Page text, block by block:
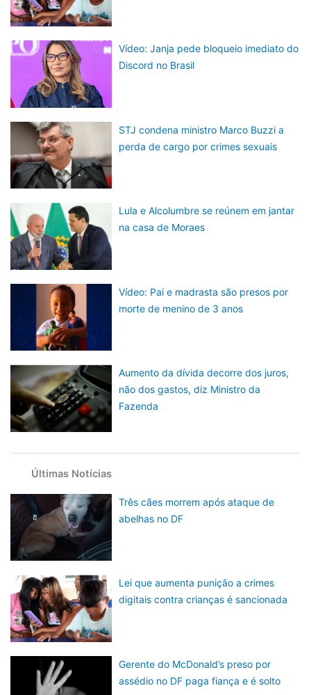
Vídeo: Janja pede bloqueio imediato do
Discord no Brasil
STJ condena ministro Marco Buzzi a
perda de cargo por crimes sexuais
Lula e Alcolumbre se reúnem em jantar
na casa de Moraes
Vídeo: Pai e madrasta são presos por
morte de menino de 3 anos
Aumento da dívida decorre dos juros,
não dos gastos, diz Ministro da
Fazenda
Últimas Notícias
Três cães morrem após ataque de
abelhas no DF
Lei que aumenta punição a crimes
digitais contra crianças é sancionada
Gerente do McDonald’s preso por
assédio no DF paga fiança e é solto